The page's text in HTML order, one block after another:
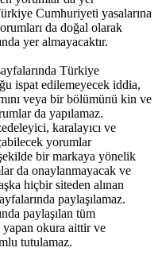
Cumhuriyeti yasalarına
da doğal olarak
yer almayacaktır.
Türkiye
ispat edilemeyecek iddia,
veya bir bölümünü kin ve
da yapılamaz.
karalayıcı ve
yorumlar
bir markaya yönelik
da onaylanmayacak ve
hiçbir siteden alınan
paylaşılamaz.
paylaşılan tüm
okura aittir ve
tutulamaz.